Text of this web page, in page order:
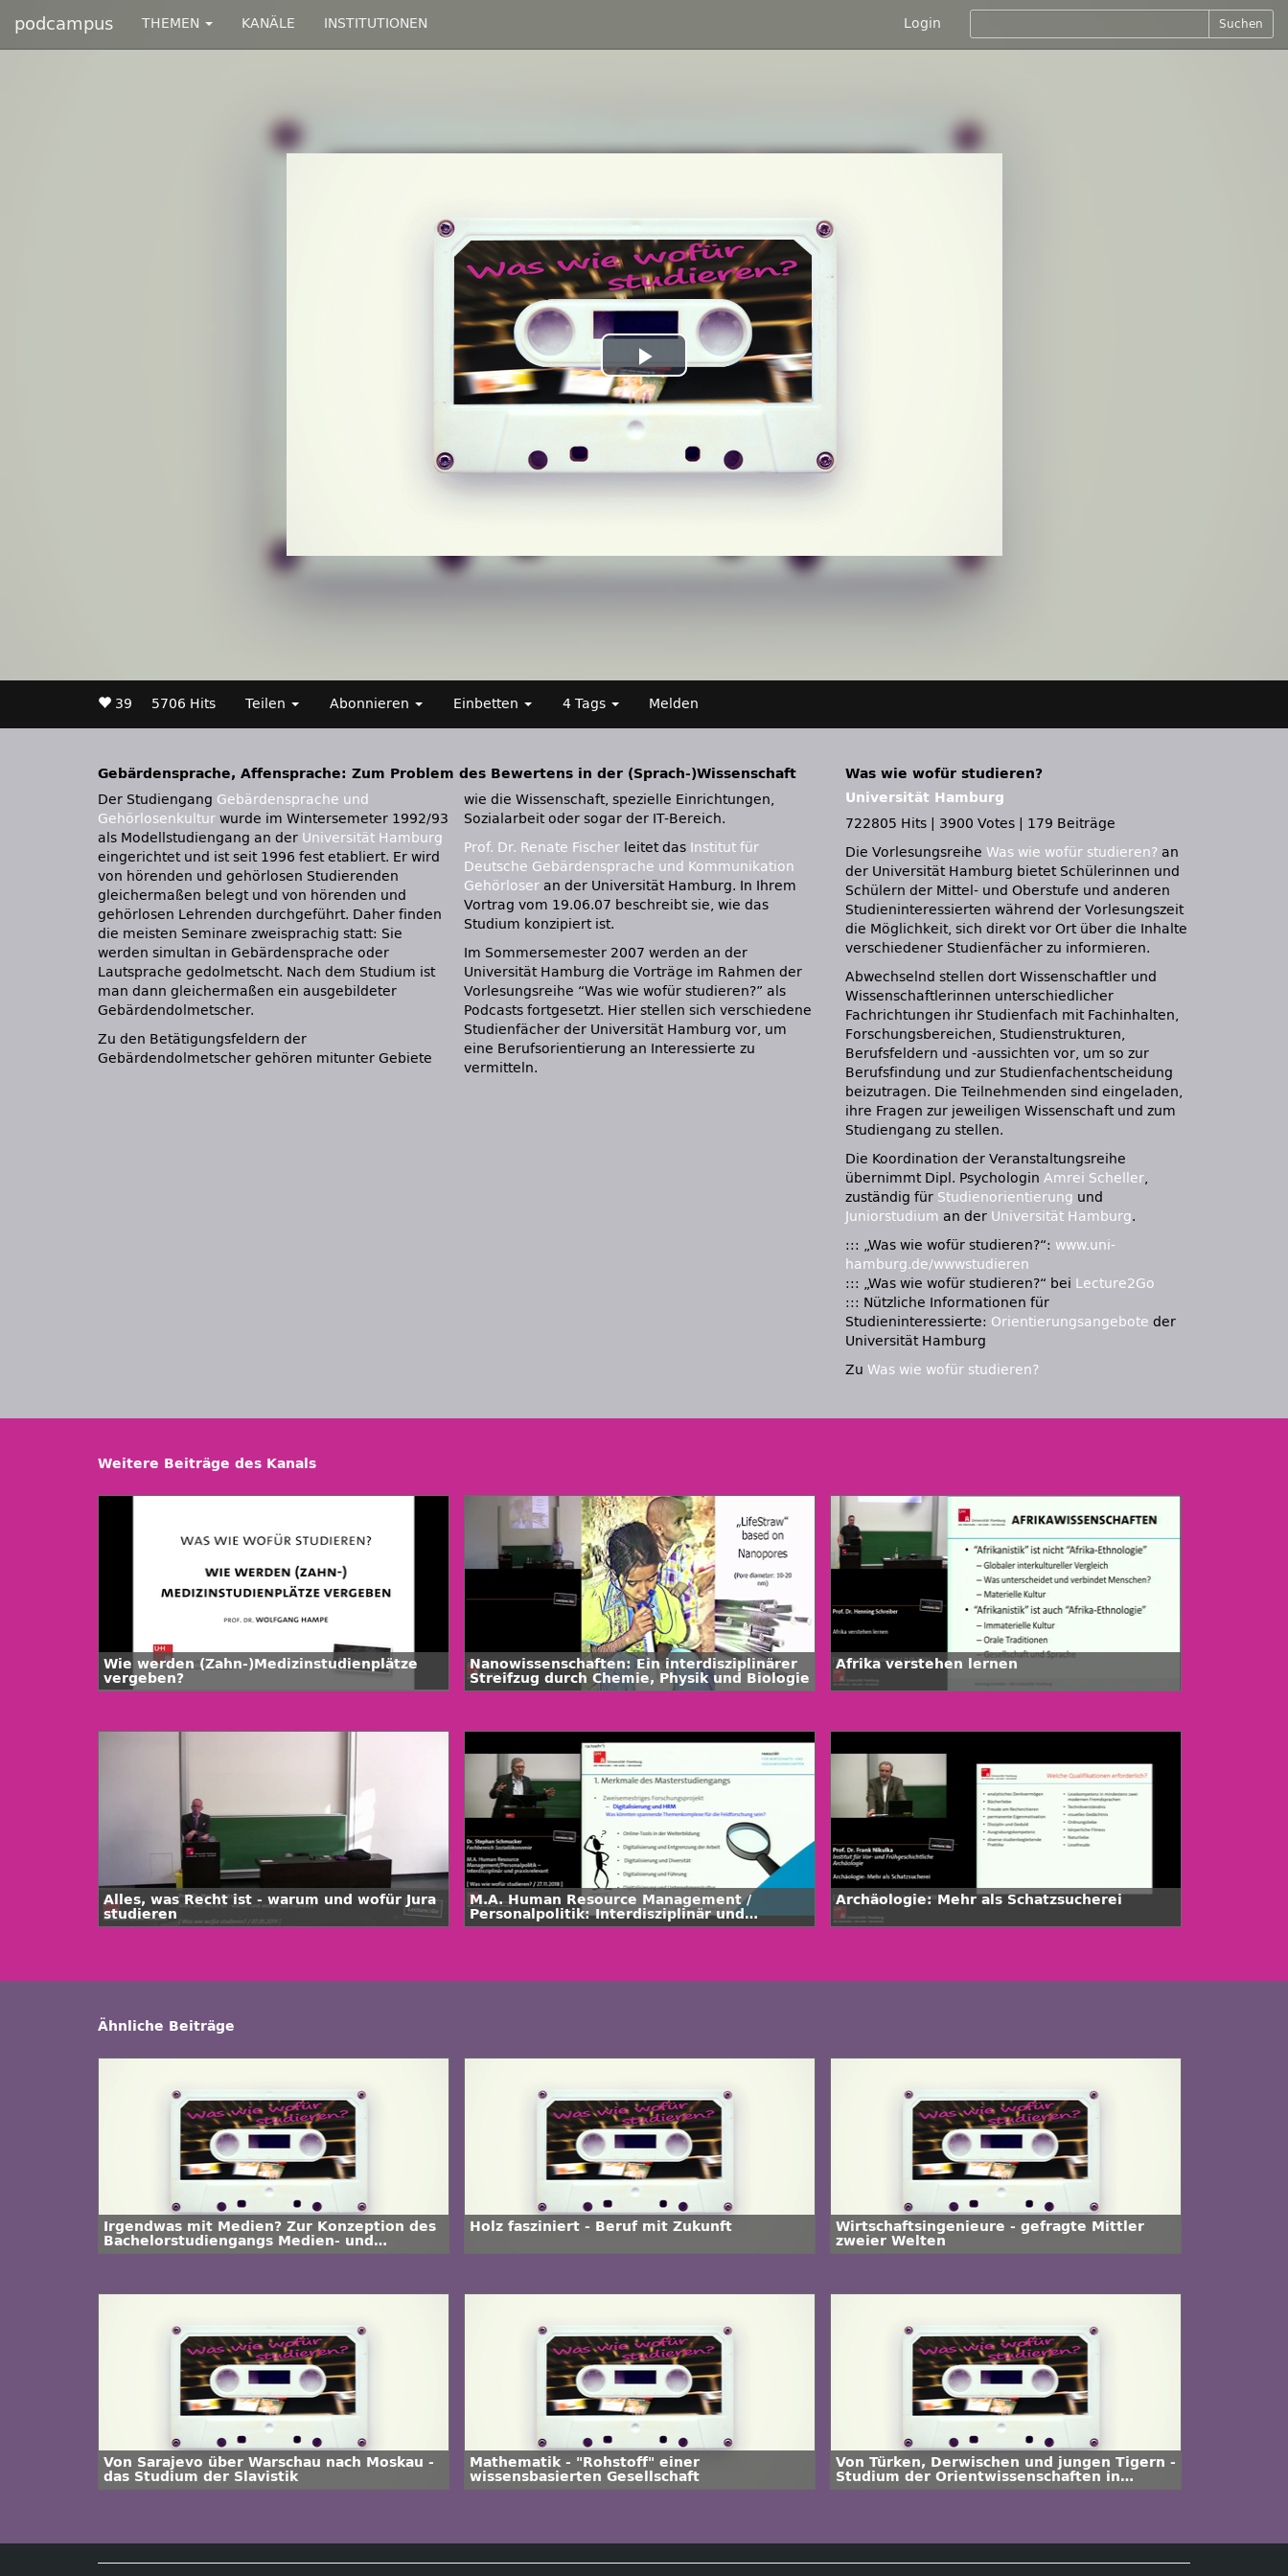
podcampus THEMEN KANÄLE INSTITUTIONEN Login Suchen
Play
Video
39 5706 Hits Teilen Abonnieren Einbetten 4 Tags Melden
Gebärdensprache, Affensprache: Zum Problem des Bewertens in der (Sprach-)Wissenschaft
Der Studiengang Gebärdensprache und
Gehörlosenkultur wurde im Wintersemeter 1992/93
als Modellstudiengang an der Universität Hamburg
eingerichtet und ist seit 1996 fest etabliert. Er wird
von hörenden und gehörlosen Studierenden
gleichermaßen belegt und von hörenden und
gehörlosen Lehrenden durchgeführt. Daher finden
die meisten Seminare zweisprachig statt: Sie
werden simultan in Gebärdensprache oder
Lautsprache gedolmetscht. Nach dem Studium ist
man dann gleichermaßen ein ausgebildeter
Gebärdendolmetscher.
Zu den Betätigungsfeldern der
Gebärdendolmetscher gehören mitunter Gebiete
wie die Wissenschaft, spezielle Einrichtungen,
Sozialarbeit oder sogar der IT-Bereich.
Prof. Dr. Renate Fischer leitet das Institut für
Deutsche Gebärdensprache und Kommunikation
Gehörloser an der Universität Hamburg. In Ihrem
Vortrag vom 19.06.07 beschreibt sie, wie das
Studium konzipiert ist.
Im Sommersemester 2007 werden an der
Universität Hamburg die Vorträge im Rahmen der
Vorlesungsreihe “Was wie wofür studieren?” als
Podcasts fortgesetzt. Hier stellen sich verschiedene
Studienfächer der Universität Hamburg vor, um
eine Berufsorientierung an Interessierte zu
vermitteln.
Was wie wofür studieren?
Universität Hamburg
722805 Hits
3900 Votes
179 Beiträge
Die Vorlesungsreihe Was wie wofür studieren? an
der Universität Hamburg bietet Schülerinnen und
Schülern der Mittel- und Oberstufe und anderen
Studieninteressierten während der Vorlesungszeit
die Möglichkeit, sich direkt vor Ort über die Inhalte
verschiedener Studienfächer zu informieren.
Abwechselnd stellen dort Wissenschaftler und
Wissenschaftlerinnen unterschiedlicher
Fachrichtungen ihr Studienfach mit Fachinhalten,
Forschungsbereichen, Studienstrukturen,
Berufsfeldern und -aussichten vor, um so zur
Berufsfindung und zur Studienfachentscheidung
beizutragen. Die Teilnehmenden sind eingeladen,
ihre Fragen zur jeweiligen Wissenschaft und zum
Studiengang zu stellen.
Die Koordination der Veranstaltungsreihe
übernimmt Dipl. Psychologin Amrei Scheller,
zuständig für Studienorientierung und
Juniorstudium an der Universität Hamburg.
::: „Was wie wofür studieren?“: www.uni-
hamburg.de/wwwstudieren
::: „Was wie wofür studieren?“ bei Lecture2Go
::: Nützliche Informationen für
Studieninteressierte: Orientierungsangebote der
Universität Hamburg
Zu Was wie wofür studieren?
Weitere Beiträge des Kanals
Wie werden (Zahn-)Medizinstudienplätze
vergeben?
Nanowissenschaften: Ein interdisziplinärer
Streifzug durch Chemie, Physik und Biologie
Afrika verstehen lernen
Alles, was Recht ist - warum und wofür Jura
studieren
M.A. Human Resource Management /
Personalpolitik: Interdisziplinär und
praxisrelevant
Archäologie: Mehr als Schatzsucherei
Ähnliche Beiträge
Irgendwas mit Medien? Zur Konzeption des
Bachelorstudiengangs Medien- und
Kommunikationswissenschaften
Holz fasziniert - Beruf mit Zukunft
Wirtschaftsingenieure - gefragte Mittler
zweier Welten
Von Sarajevo über Warschau nach Moskau -
das Studium der Slavistik
Mathematik - "Rohstoff" einer
wissensbasierten Gesellschaft
Von Türken, Derwischen und jungen Tigern -
Studium der Orientwissenschaften in
Hamburg